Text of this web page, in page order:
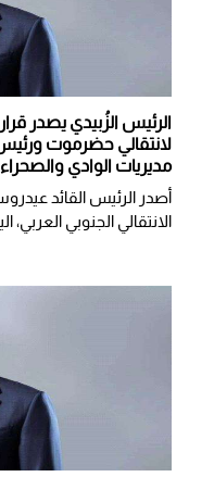
الرئيس الزُبيدي يصدر
لانتقالي حضرموت
مديريات الوادي والصحراء
أصدر الرئيس القائد
الانتقالي الجنوبي العربي،